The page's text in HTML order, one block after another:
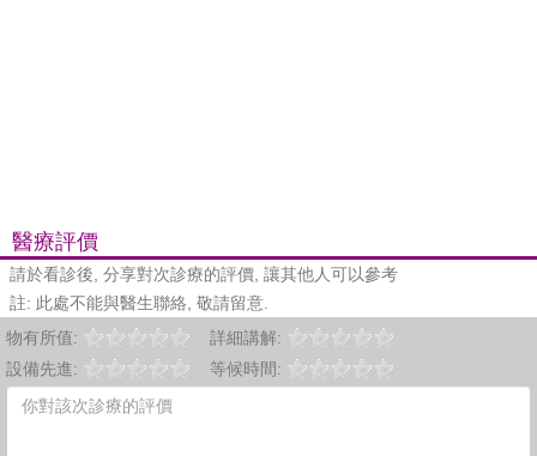
醫療評價
請於看診後, 分享對次診療的評價, 讓其他人可以參考
註: 此處不能與醫生聯絡, 敬請留意.
物有所值:
詳細講解:
設備先進:
等候時間: